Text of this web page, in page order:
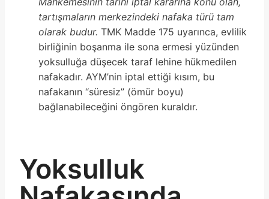
tartışmaların merkezindeki nafaka türü tam
olarak budur. TMK Madde 175 uyarınca, evlilik
birliğinin boşanma ile sona ermesi yüzünden
yoksulluğa düşecek taraf lehine hükmedilen
nafakadır. AYM’nin iptal ettiği kısım, bu
nafakanın “süresiz” (ömür boyu)
bağlanabileceğini öngören kuraldır.
Yoksulluk